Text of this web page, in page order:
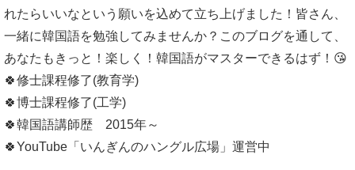
れたらいいなという願いを込めて立ち上げました！皆さん、
一緒に韓国語を勉強してみませんか？このブログを通して、
あなたもきっと！楽しく！韓国語がマスターできるはず！😘
🍀修士課程修了(教育学)
🍀博士課程修了(工学)
🍀韓国語講師歴 2015年～
🍀YouTube「いんぎんのハングル広場」運営中